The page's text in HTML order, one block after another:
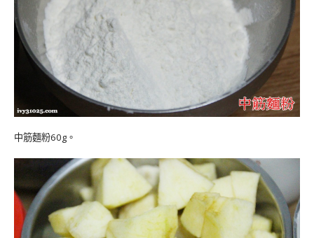
中筋麵粉60g。